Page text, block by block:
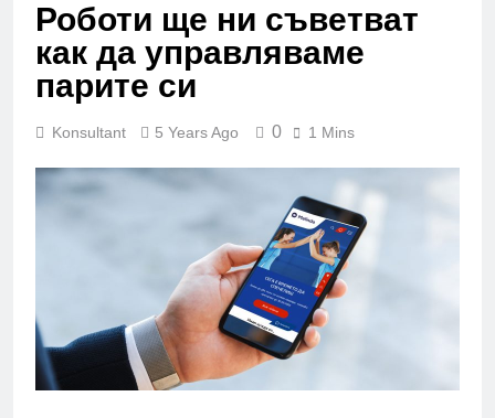
Роботи ще ни съветват
как да управляваме
парите си
Konsultant 5 Years Ago 0 1 Mins